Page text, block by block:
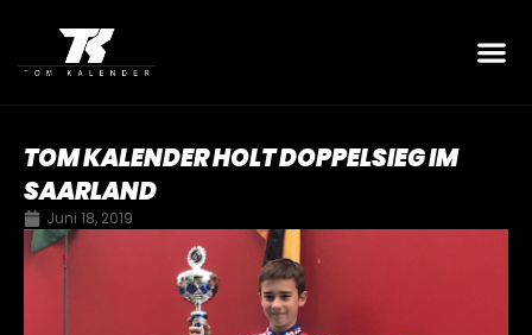
TOM KALENDER HOLT DOPPELSIEG IM
SAARLAND
Juni 18, 2019